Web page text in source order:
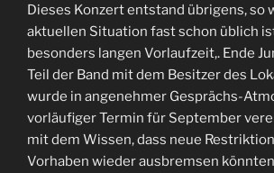
Dieses Konzert entstand übrigens, so
aktuellen Situation fast schon üblich
besonders langen Vorlaufzeit,. Ende
Teil der Band mit dem Besitzer des
wurde in angenehmer Gesprächs-
vorläufiger Termin für September
mit dem Wissen, dass neue
Vorhaben wieder ausbremsen